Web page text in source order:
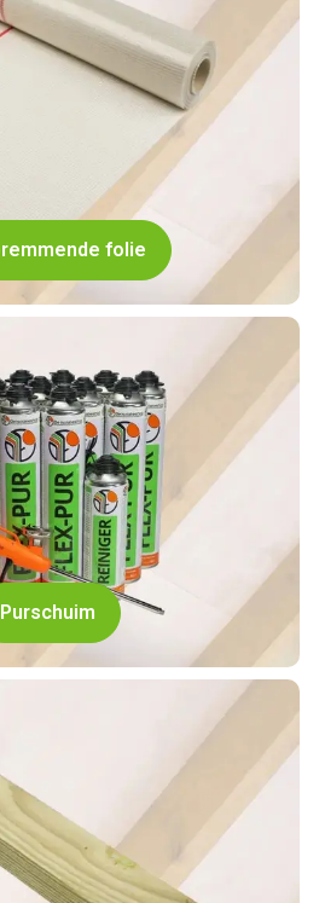
folie
Purschuim